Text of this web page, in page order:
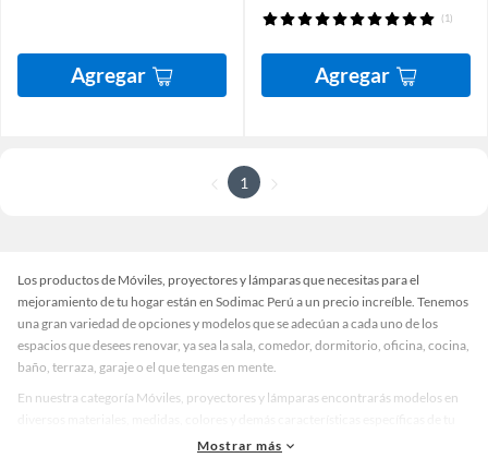
Agregar
(1)
Agregar
1
Los productos de Móviles, proyectores y lámparas que necesitas para el
mejoramiento de tu hogar están en Sodimac Perú a un precio increíble. Tenemos
una gran variedad de opciones y modelos que se adecúan a cada uno de los
espacios que desees renovar, ya sea la sala, comedor, dormitorio, oficina, cocina,
baño, terraza, garaje o el que tengas en mente.
En nuestra categoría Móviles, proyectores y lámparas encontrarás modelos en
preferencia. Recuerda que solo en Sodimac Perú contamos con todo lo
Mostrar más